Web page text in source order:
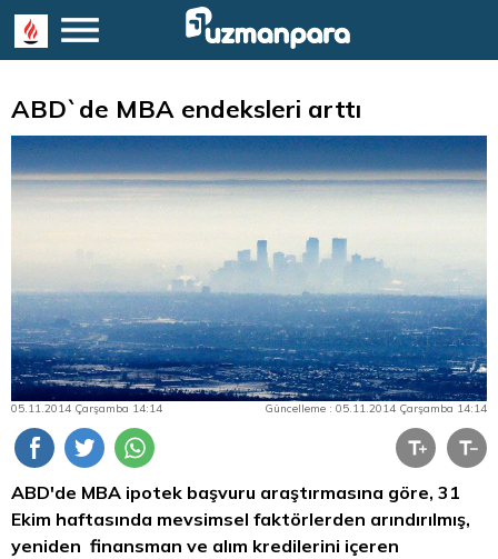
ABD`de MBA endeksleri arttı
05.11.2014 Çarşamba 14:14 Güncelleme : 05.11.2014 Çarşamba 14:14
ABD'de MBA ipotek başvuru araştırmasına göre, 31
Ekim haftasında mevsimsel faktörlerden arındırılmış,
yeniden finansman ve alım kredilerini içeren